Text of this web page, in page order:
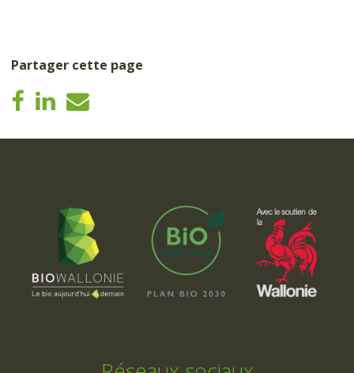
Partager cette page